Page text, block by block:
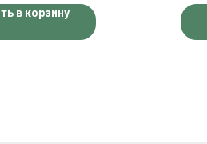
в корзину